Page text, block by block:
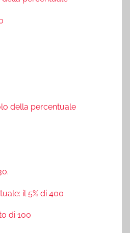
della percentuale
il 5% di 400
di 100